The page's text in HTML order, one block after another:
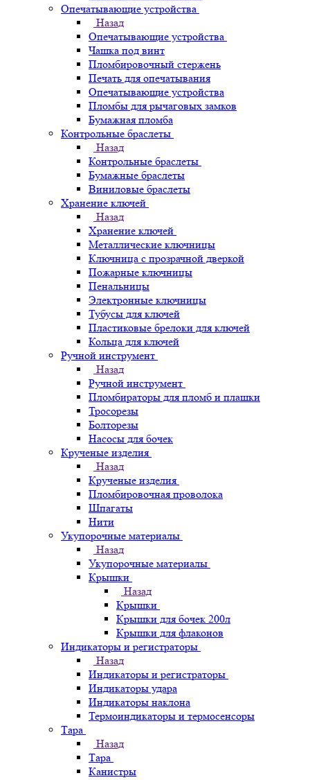
Опечатывающие устройства
Назад
Опечатывающие устройства
Чашка под винт
Пломбировочный стержень
Печать для опечатывания
Опечатывающие устройства
Пломбы для рычаговых замков
Бумажная пломба
Контрольные браслеты
Назад
Контрольные браслеты
Бумажные браслеты
Виниловые браслеты
Хранение ключей
Назад
Хранение ключей
Металлические ключницы
Ключница с прозрачной дверкой
Пожарные ключницы
Пенальницы
Электронные ключницы
Тубусы для ключей
Пластиковые брелоки для ключей
Кольца для ключей
Ручной инструмент
Назад
Ручной инструмент
Пломбираторы для пломб и плашки
Тросорезы
Болторезы
Насосы для бочек
Крученые изделия
Назад
Крученые изделия
Пломбировочная проволока
Шпагаты
Нити
Укупорочные материалы
Назад
Укупорочные материалы
Крышки
Назад
Крышки
Крышки для бочек 200л
Крышки для флаконов
Индикаторы и регистраторы
Назад
Индикаторы и регистраторы
Индикаторы удара
Индикаторы наклона
Термоиндикаторы и термосенсоры
Тара
Назад
Тара
Канистры